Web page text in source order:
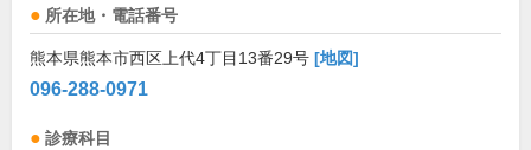
所在地・電話番号
熊本県熊本市西区上代4丁目13番29号 [地図]
096-288-0971
診療科目